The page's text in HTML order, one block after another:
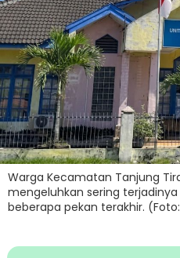
Warga Kecamatan Tanjung
mengeluhkan sering
beberapa pekan terakhir.